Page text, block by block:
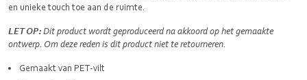
en unieke touch toe aan de ruimte.
LET OP:Dit product wordt geproduceerd na akkoord op het gemaakte
ontwerp. Om deze reden is dit product niet te retourneren.
Gemaakt van PET-vilt